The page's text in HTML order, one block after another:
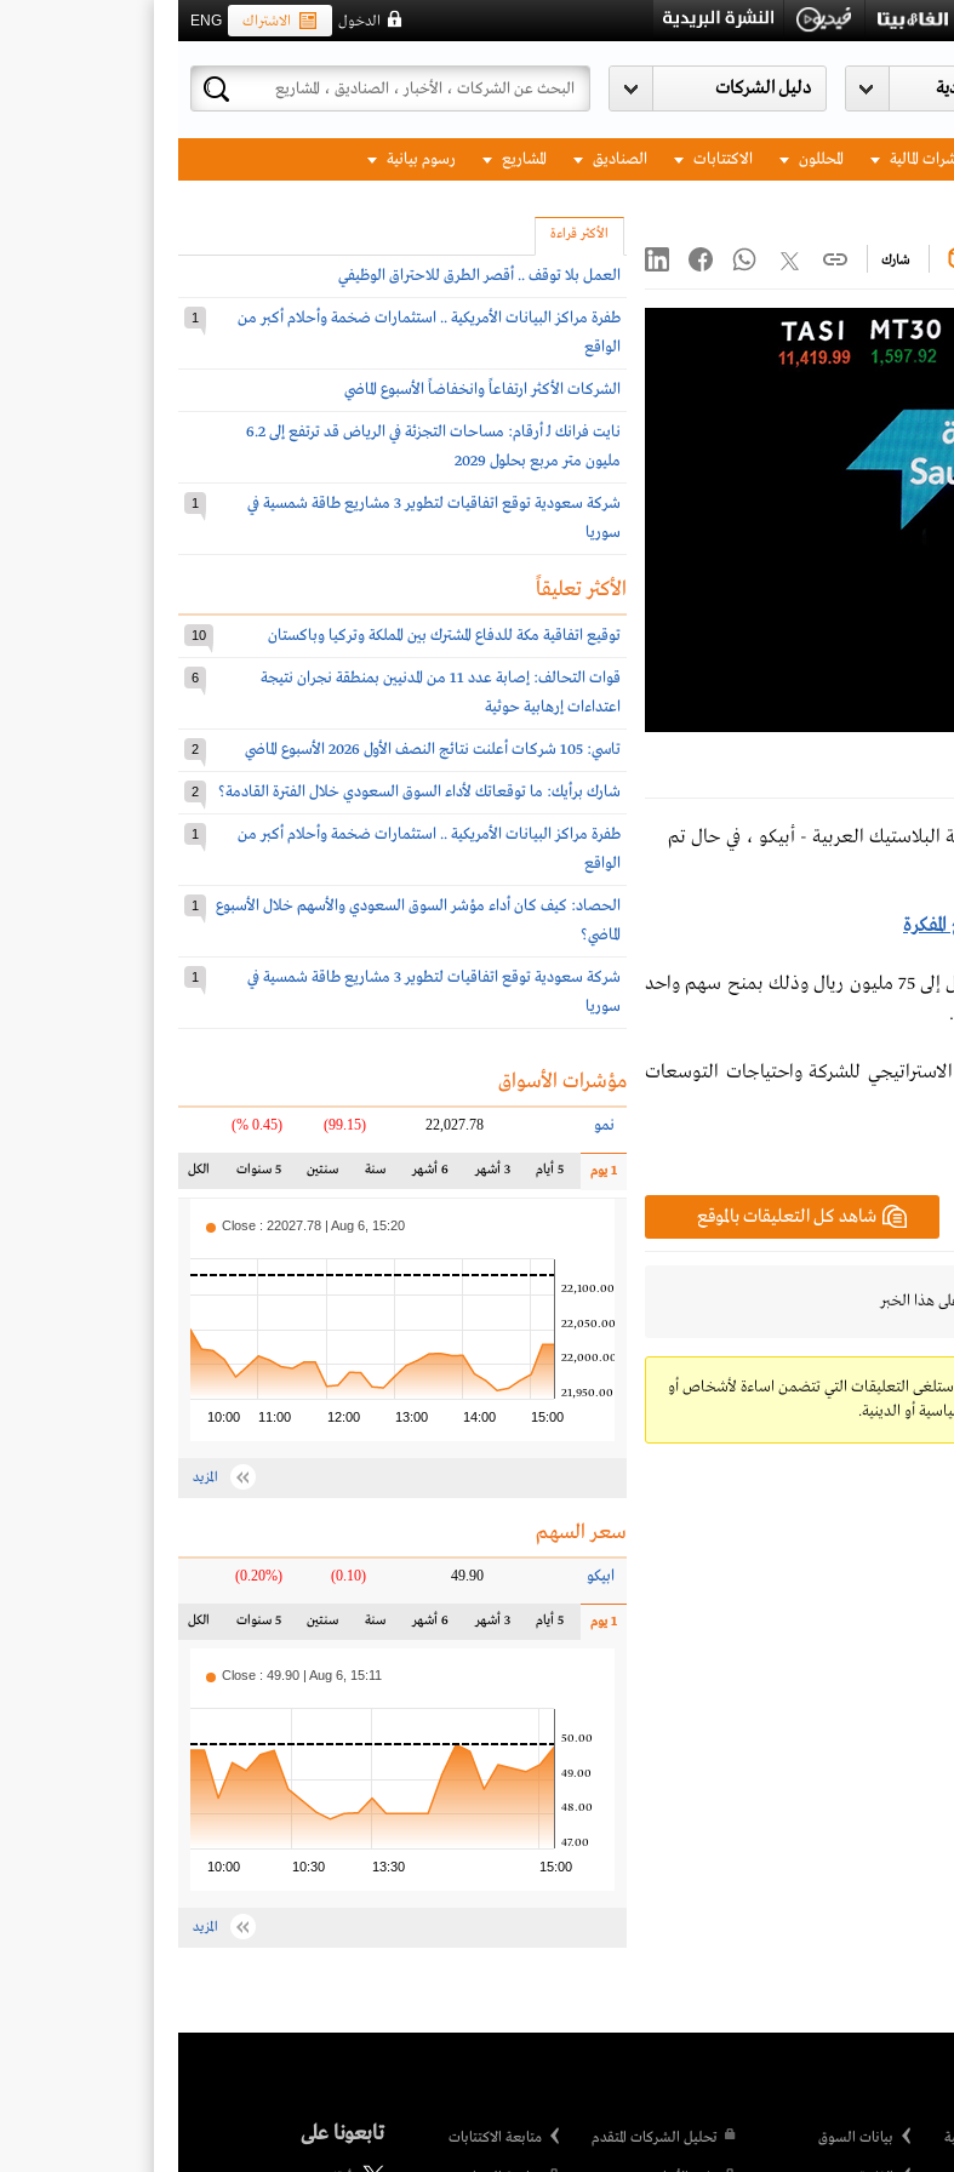
ENG الاشتراك الدخول
المالية المحللون الاكتتابات الصناديق المشاريع رسوم بيانية
شارك
لشركة صناعة البلاستيك العربية - أبيكو ، في حال تم
من 50 مليون ريال إلى 75 مليون ريال وذلك بمنح سهم واحد
للشركة واحتياجات التوسعات
شاهد كل التعليقات بالموقع
هذا الخبر
وستلغى التعليقات التي تتضمن اساءة لأشخاص أو
أو الدينية.
الأكثر قراءة
العمل بلا توقف .. أقصر الطرق للاحتراق الوظيفي
طفرة مراكز البيانات الأمريكية .. استثمارات ضخمة وأحلام أكبر من
الواقع
1
الشركات الأكثر ارتفاعاً وانخفاضاً الأسبوع الماضي
نايت فرانك لـ أرقام: مساحات التجزئة في الرياض قد ترتفع إلى 6.2
مليون متر مربع بحلول 2029
شركة سعودية توقع اتفاقيات لتطوير 3 مشاريع طاقة شمسية في
سوريا
1
الأكثر تعليقاً
توقيع اتفاقية مكة للدفاع المشترك بين المملكة وتركيا وباكستان 10
قوات التحالف: إصابة عدد 11 من المدنيين بمنطقة نجران نتيجة
اعتداءات إرهابية حوثية
6
تاسي: 105 شركات أعلنت نتائج النصف الأول 2026 الأسبوع الماضي 2
شارك برأيك: ما توقعاتك لأداء السوق السعودي خلال الفترة القادمة؟ 2
طفرة مراكز البيانات الأمريكية .. استثمارات ضخمة وأحلام أكبر من
الواقع
1
الحصاد: كيف كان أداء مؤشر السوق السعودي والأسهم خلال الأسبوع
الماضي؟
1
شركة سعودية توقع اتفاقيات لتطوير 3 مشاريع طاقة شمسية في
سوريا
1
مؤشرات الأسواق
نمو 22,027.78
(99.15)
(0.45 %)
1 يوم 5 أيام 3 أشهر 6 أشهر سنة سنتين 5 سنوات الكل
10:00 11:00 12:00 13:00 14:00 15:00
21,950.00
22,000.00
22,050.00
22,100.00
Close : 22027.78 | Aug 6, 15:20
المزيد
سعر السهم
ابيكو 49.90
(0.10)
(0.20%)
1 يوم 5 أيام 3 أشهر 6 أشهر سنة سنتين 5 سنوات الكل
10:00 10:30 13:30 15:00
47.00
48.00
49.00
50.00
Close : 49.90 | Aug 6, 15:11
المزيد
بيانات السوق تحليل الشركات المتقدم متابعة الاكتتابات تابعونا على